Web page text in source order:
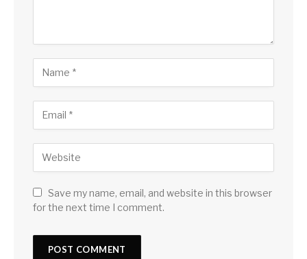
Save my name, email, and website in this browser
for the next time I comment.